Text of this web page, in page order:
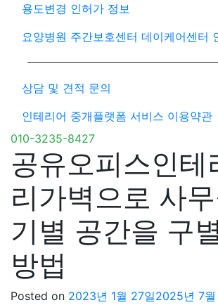
용도변경 인허가 정보
요양병원 주간보호센터 데이케어센터
상담 및 견적 문의
인테리어 중개플랫폼 서비스 이용약관
010-3235-8427
공유오피스인테
리가벽으로 사
기별 공간을 구
방법
Posted on 2023년 1월 27일2025년 7월